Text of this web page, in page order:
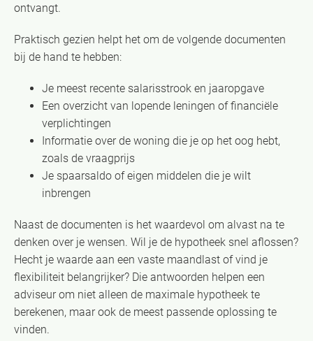
ontvangt.
Praktisch gezien helpt het om de volgende documenten
bij de hand te hebben:
Je meest recente salarisstrook en jaaropgave
Een overzicht van lopende leningen of financiële
verplichtingen
Informatie over de woning die je op het oog hebt,
zoals de vraagprijs
Je spaarsaldo of eigen middelen die je wilt
inbrengen
Naast de documenten is het waardevol om alvast na te
denken over je wensen. Wil je de hypotheek snel aflossen?
Hecht je waarde aan een vaste maandlast of vind je
flexibiliteit belangrijker? Die antwoorden helpen een
adviseur om niet alleen de maximale hypotheek te
berekenen, maar ook de meest passende oplossing te
vinden.